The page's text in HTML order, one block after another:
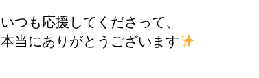
いつも応援してくださって、
本当にありがとうございます